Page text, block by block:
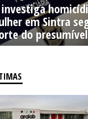
investiga
em Sintra
do